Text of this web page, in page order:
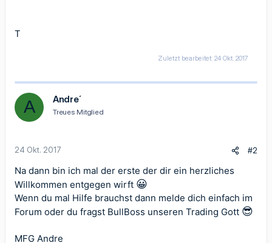
T
Zuletzt bearbeitet: 24 Okt. 2017
A Andre´
Treues Mitglied
24 Okt. 2017 #2
Na dann bin ich mal der erste der dir ein herzliches
Willkommen entgegen wirft 😀
Wenn du mal Hilfe brauchst dann melde dich einfach im
Forum oder du fragst BullBoss unseren Trading Gott 😎
MFG Andre